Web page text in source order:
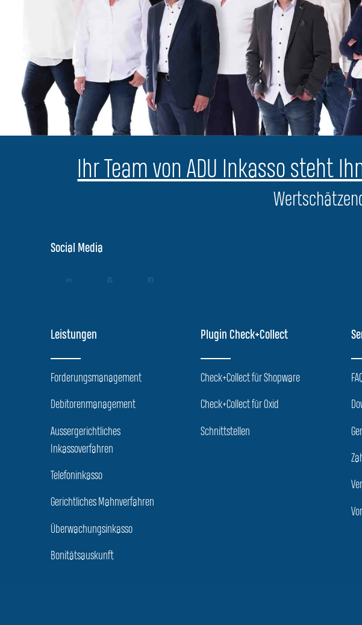
Ihr Team von ADU Inkasso steht
Social Media
Leistungen
Forderungsmanagement
Debitorenmanagement
Aussergerichtliches
Inkassoverfahren
Telefoninkasso
Gerichtliches Mahnverfahren
Überwachungsinkasso
Bonitätsauskunft
Plugin Check+Collect
Check+Collect für Shopware
Check+Collect für Oxid
Schnittstellen